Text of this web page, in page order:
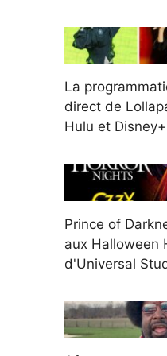
La
direct de
Hulu et
Prince of
aux Halloween
d'Universal